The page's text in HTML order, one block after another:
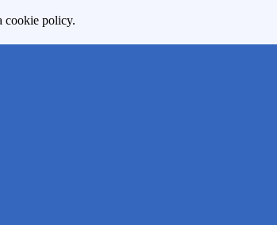
cookie policy.